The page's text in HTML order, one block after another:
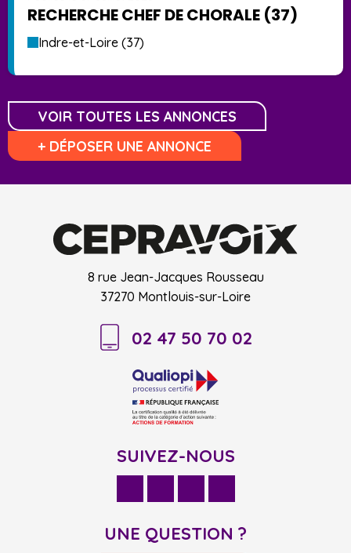
RECHERCHE CHEF DE CHORALE (37)
Indre-et-Loire (37)
VOIR TOUTES LES ANNONCES
+ DÉPOSER UNE ANNONCE
8 rue Jean-Jacques Rousseau
37270 Montlouis-sur-Loire
02 47 50 70 02
SUIVEZ-NOUS
UNE QUESTION ?